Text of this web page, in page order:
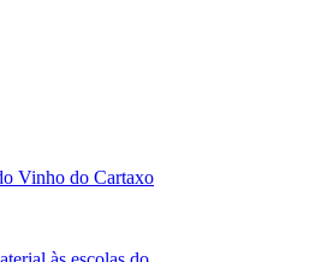
Vinho do Cartaxo